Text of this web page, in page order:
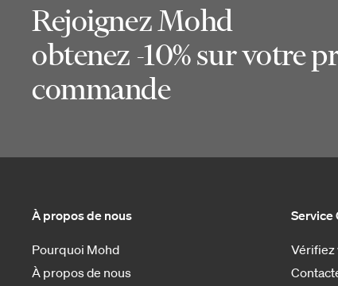
Rejoignez Mohd
obtenez -10% sur votre
commande
À propos de nous
Pourquoi Mohd
À propos de nous
Service
Vérifiez